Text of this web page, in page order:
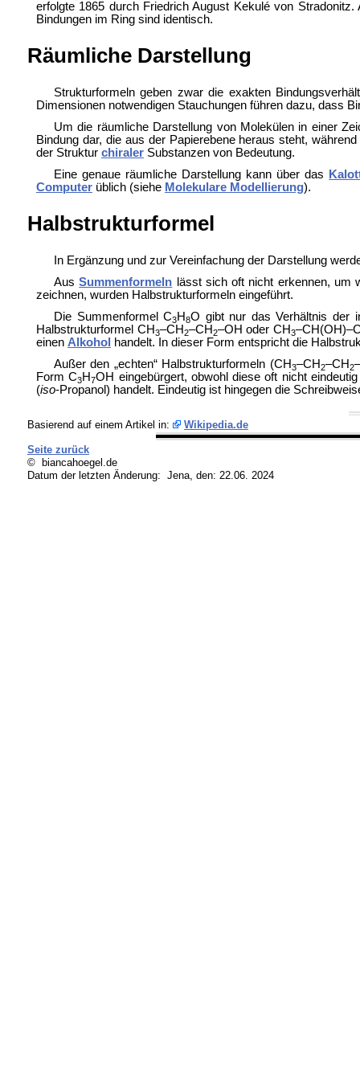
erfolgte 1865 durch Friedrich August Kekulé von
Bindungen im Ring sind identisch.
Räumliche Darstellung
Strukturformeln geben zwar die exakten
Dimensionen notwendigen Stauchungen führen dazu, dass
Um die räumliche Darstellung von Molekülen in einer
Bindung dar, die aus der Papierebene heraus steht,
der Struktur chiralerSubstanzen von Bedeutung.
Eine genaue räumliche Darstellung kann über das
Computerüblich (siehe Molekulare Modellierung).
Halbstrukturformel
In Ergänzung und zur Vereinfachung der Darstellung
AusSummenformeln lässt sich oft nicht erkennen, um
zeichnen, wurden Halbstrukturformeln eingeführt.
Die Summenformel C3H8O gibt nur das Verhältnis der
Halbstrukturformel CH3–CH2–CH2–OH oder CH3
einen Alkohol
handelt. In dieser Form entspricht die
Außer den „echten“ Halbstrukturformeln (CH3–CH2–CH2
Form C3H7OH eingebürgert, obwohl diese oft nicht
(iso-Propanol) handelt. Eindeutig ist hingegen die
Basierend auf einem Artikel in: Wikipedia.de
Seite zurück
© biancahoegel.de
Datum der letzten Änderung: Jena, den: 22.06. 2024